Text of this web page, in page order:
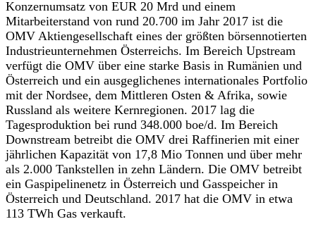
Konzernumsatz von EUR 20 Mrd und einem
Mitarbeiterstand von rund 20.700 im Jahr 2017 ist die
OMV Aktiengesellschaft eines der größten börsennotierten
Industrieunternehmen Österreichs. Im Bereich Upstream
verfügt die OMV über eine starke Basis in Rumänien und
Österreich und ein ausgeglichenes internationales Portfolio
mit der Nordsee, dem Mittleren Osten & Afrika, sowie
Russland als weitere Kernregionen. 2017 lag die
Tagesproduktion bei rund 348.000 boe/d. Im Bereich
Downstream betreibt die OMV drei Raffinerien mit einer
jährlichen Kapazität von 17,8 Mio Tonnen und über mehr
als 2.000 Tankstellen in zehn Ländern. Die OMV betreibt
ein Gaspipelinenetz in Österreich und Gasspeicher in
Österreich und Deutschland. 2017 hat die OMV in etwa
113 TWh Gas verkauft.